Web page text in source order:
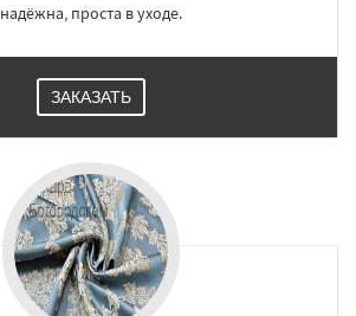
надёжна, проста в уходе.
ЗАКАЗАТЬ